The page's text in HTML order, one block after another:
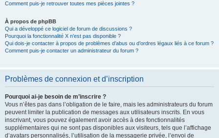
Comment puis-je retrouver toutes mes pièces jointes ?
À propos de phpBB
Qui a développé ce logiciel de forum de discussions ?
Pourquoi la fonctionnalité X n’est pas disponible ?
Qui dois-je contacter à propos de problèmes d’abus ou d’ordres légaux liés à ce forum ?
Comment puis-je contacter un administrateur du forum ?
Problèmes de connexion et d’inscription
Pourquoi ai-je besoin de m’inscrire ?
Vous n’êtes pas dans l’obligation de le faire, mais les administrateurs du forum
peuvent limiter la publication de messages aux utilisateurs inscrits. En vous
inscrivant, vous pouvez également avoir accès à des fonctionnalités
supplémentaires qui ne sont pas disponibles aux visiteurs, tels que l’affichage
d’avatars personnalisés, l’utilisation de la messagerie privée, l’envoi de